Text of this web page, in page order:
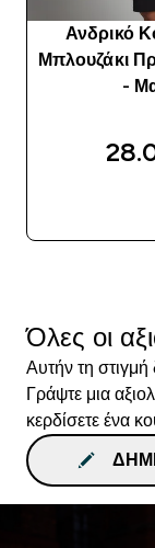
Ανδρικό
Μπλουζάκι
-
Όλες οι
Αυτήν τη στιγμή
Γράψτε μια
κερδίσετε ένα